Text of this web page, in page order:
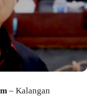
– Kalangan